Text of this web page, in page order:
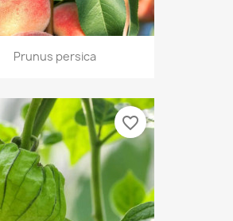
Prunus persica
favorite_border